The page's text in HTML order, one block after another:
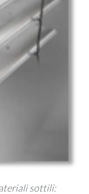
sottili: